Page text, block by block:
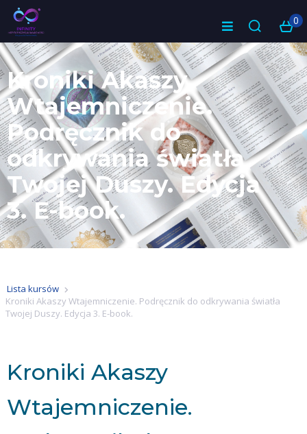
0
Kroniki Akaszy
Wtajemniczenie.
Podręcznik do
odkrywania światła
Twojej Duszy. Edycja
3. E-book.
Lista kursów
Kroniki Akaszy Wtajemniczenie. Podręcznik do odkrywania światła
Twojej Duszy. Edycja 3. E-book.
Kroniki Akaszy
Wtajemniczenie.